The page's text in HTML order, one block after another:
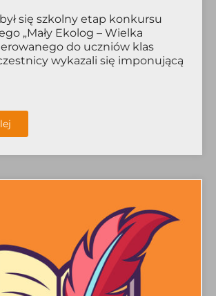
się szkolny etap konkursu
„Mały Ekolog – Wielka
do uczniów klas
wykazali się imponującą